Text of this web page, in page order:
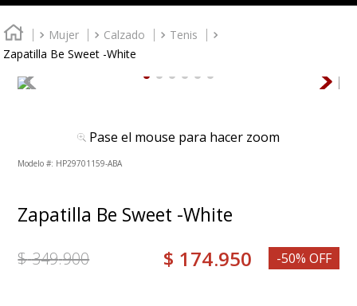
Mujer Calzado
Tenis
Zapatilla Be Sweet -White
Pase el mouse para hacer zoom
: HP29701159-ABA
Zapatilla Be Sweet -White
$349.900 $ 174.950 -50% OFF
1.
tenis mujer
2
zapatos mujer
3.
zapatos hombre
4.
accesorios
7.
mocasines
10. mocasin